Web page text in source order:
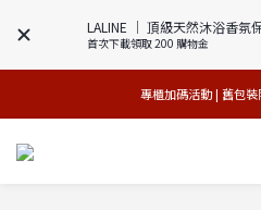
LALINE │ 頂級天然沐浴香氛
首次下載領取 200 購物金
官網獨享 | 滿額
官網獨享 | 滿額
專櫃加碼活動 | 舊包
夏日美肌年中慶 |